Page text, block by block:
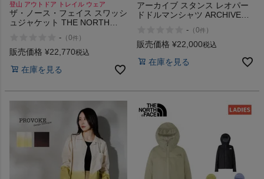
登山 アウトドア トレイル ウェア
ザ・ノース・フェイス スワッシ
ュジャケット THE NORTH
- （0件 ）
販売価格 ¥22,770税込
在庫を見る
アーカイブ スタンス レオパー
ドドルマンシャツ ARCHIVE
- （0件 ）
販売価格 ¥22,000税込
在庫を見る